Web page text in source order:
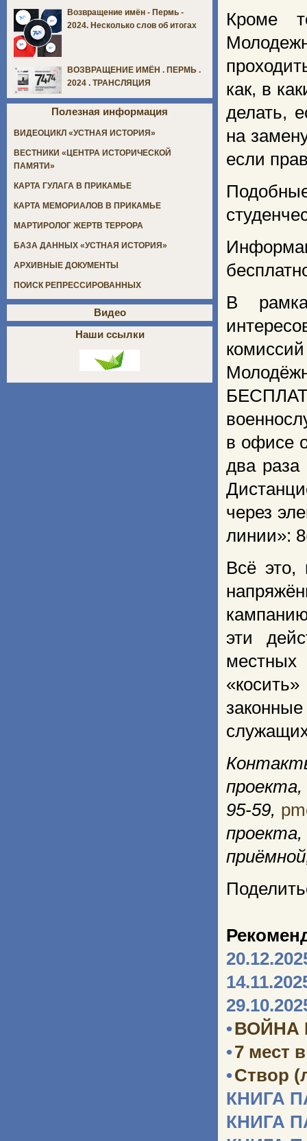
Кроме
как, в
делать,
на
если
В
в офисе
два
через
линии»:
Всё это,
эти
местных
95-59,
•ВОЙНА
•7 мест
•Створ
КНИГА
КНИГА
Возвращение имён - Пермь -
2024. Несколько слов об итогах
ВОЗВРАЩЕНИЕ ИМЁН . ПЕРМЬ .
2024 . ТРАНСЛЯЦИЯ
Полезная информация
ВИДЕОЦИКЛ «УСТНАЯ ИСТОРИЯ»
ВЕСТНИКИ «ЦЕНТРА ИСТОРИЧЕСКОЙ
ПАМЯТИ»
КАРТА ГУЛАГА В ПРИКАМЬЕ
КАРТА МЕМОРИАЛОВ В ПРИКАМЬЕ
МАРТИРОЛОГ ЖЕРТВ ТЕРРОРА
БАЗА ДАННЫХ «УСТНАЯ ИСТОРИЯ»
АРХИВНЫЕ ДОКУМЕНТЫ
ПОИСК РЕПРЕССИРОВАННЫХ
Видео
Наши ссылки